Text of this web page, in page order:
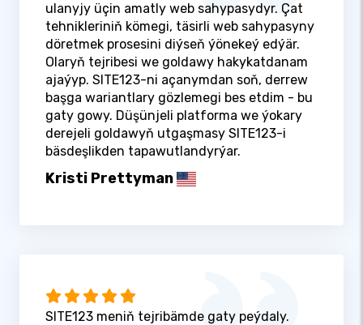
ulanyjy üçin amatly web sahypasydyr. Çat
tehnikleriniň kömegi, täsirli web sahypasyny
döretmek prosesini diýseň ýönekeý edýär.
Olaryň tejribesi we goldawy hakykatdanam
ajaýyp. SITE123-ni açanymdan soň, derrew
başga wariantlary gözlemegi bes etdim - bu
gaty gowy. Düşünjeli platforma we ýokary
derejeli goldawyň utgaşmasy SITE123-i
bäsdeşlikden tapawutlandyrýar.
Kristi Prettyman
SITE123 meniň tejribämde gaty peýdaly.